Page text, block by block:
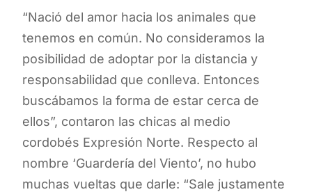
“Nació del amor hacia los animales que
tenemos en común. No consideramos la
posibilidad de adoptar por la distancia y
responsabilidad que conlleva. Entonces
buscábamos la forma de estar cerca de
ellos”, contaron las chicas al medio
cordobés Expresión Norte. Respecto al
nombre ‘Guardería del Viento’, no hubo
muchas vueltas que darle: “Sale justamente